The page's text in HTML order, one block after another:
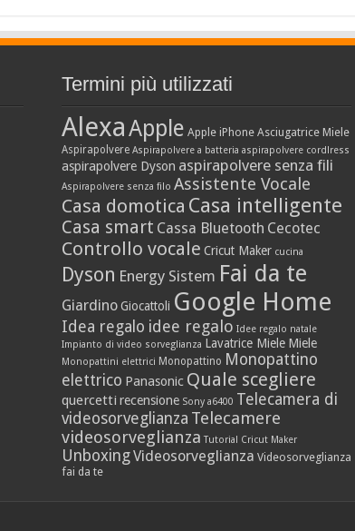
Termini più utilizzati
AlexaApple Apple iPhone Asciugatrice Miele
Aspirapolvere Aspirapolvere a batteria aspirapolvere cordlress
aspirapolvere Dyson aspirapolvere senza fili
Aspirapolvere senza filo Assistente Vocale
Casa domotica Casa intelligente
Casa smart Cassa Bluetooth Cecotec
Controllo vocale Cricut Maker cucina
Dyson Energy Sistem Fai da te
Giardino Giocattoli Google Home
Idea regalo idee regalo Idee regalo natale
Impianto di video sorveglianza Lavatrice Miele Miele
Monopattini elettrici Monopattino Monopattino
elettrico Panasonic Quale scegliere
quercetti recensione Sony a6400 Telecamera di
videosorveglianza Telecamere
videosorveglianza Tutorial Cricut Maker
UnboxingVideosorveglianza Videosorveglianza
fai da te